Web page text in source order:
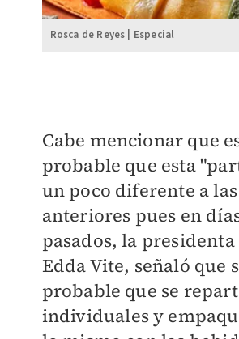
Rosca de Reyes | Especial
Cabe mencionar que
probable que esta
un poco diferente a
anteriores pues en
pasados, la
Edda Vite, señaló que
probable que se
individuales y